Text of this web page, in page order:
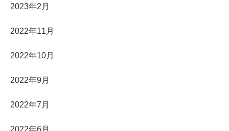
2023年2月
2022年11月
2022年10月
2022年9月
2022年7月
2022年6月